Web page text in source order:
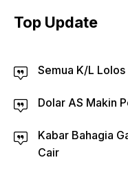
Top Update
Semua K/L
Dolar AS Makin
Kabar Bahagia
Cair